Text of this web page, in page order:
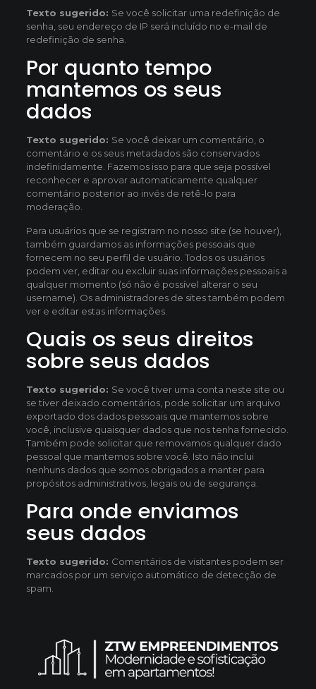
Texto sugerido: Se você solicitar uma redefinição de
senha, seu endereço de IP será incluído no e-mail de
redefinição de senha.
Por quanto tempo
mantemos os seus
dados
Texto sugerido: Se você deixar um comentário, o
comentário e os seus metadados são conservados
indefinidamente. Fazemos isso para que seja possível
reconhecer e aprovar automaticamente qualquer
comentário posterior ao invés de retê-lo para
moderação.
Para usuários que se registram no nosso site (se houver),
também guardamos as informações pessoais que
fornecem no seu perfil de usuário. Todos os usuários
podem ver, editar ou excluir suas informações pessoais a
qualquer momento (só não é possível alterar o seu
username). Os administradores de sites também podem
ver e editar estas informações.
Quais os seus direitos
sobre seus dados
Texto sugerido: Se você tiver uma conta neste site ou
se tiver deixado comentários, pode solicitar um arquivo
exportado dos dados pessoais que mantemos sobre
você, inclusive quaisquer dados que nos tenha fornecido.
Também pode solicitar que removamos qualquer dado
pessoal que mantemos sobre você. Isto não inclui
nenhuns dados que somos obrigados a manter para
propósitos administrativos, legais ou de segurança.
Para onde enviamos
seus dados
Texto sugerido: Comentários de visitantes podem ser
marcados por um serviço automático de detecção de
spam.